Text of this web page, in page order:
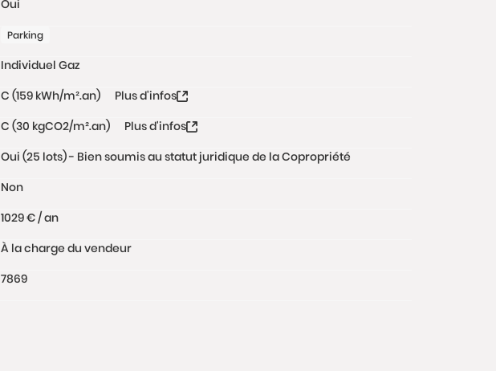
Oui
Parking
Individuel Gaz
C (159 kWh/m².an)
Plus d'infos
C (30 kgCO2/m².an)
Plus d'infos
Oui (25 lots) - Bien soumis au statut juridique de la Copropriété
Non
1029 € / an
À la charge du vendeur
7869